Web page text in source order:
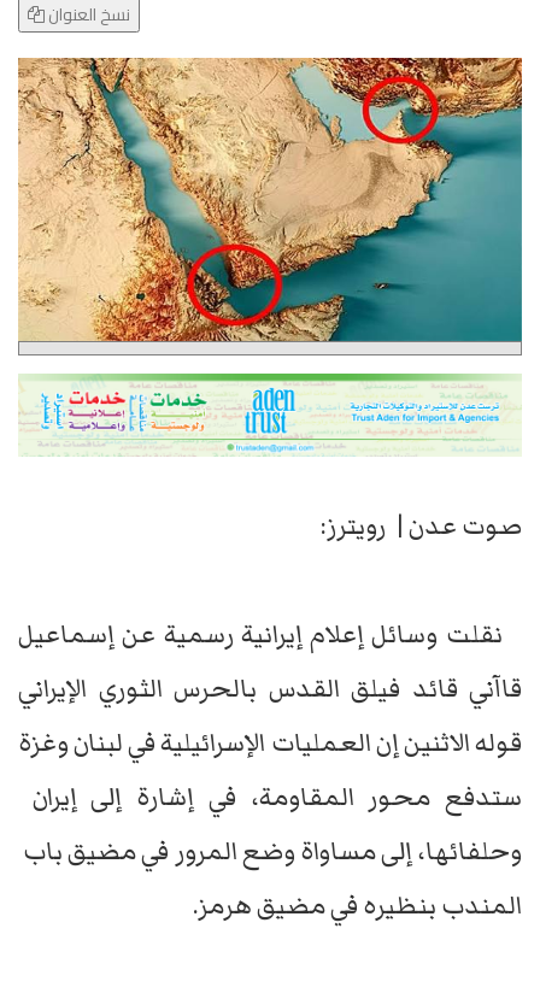
o
n
نسخ العنوان
صوت عدن | رويترز:
نقلت وسائل إعلام إيرانية رسمية ​عن إسماعيل
قاآني ‌قائد فيلق القدس بالحرس الثوري الإيراني
قوله ​الاثنين إن العمليات ​الإسرائيلية في لبنان وغزة
⁠ستدفع محور المقاومة، ​في إشارة إلى إيران ​
وحلفائها، إلى مساواة وضع المرور في مضيق باب ​
المندب بنظيره في ​مضيق هرمز.